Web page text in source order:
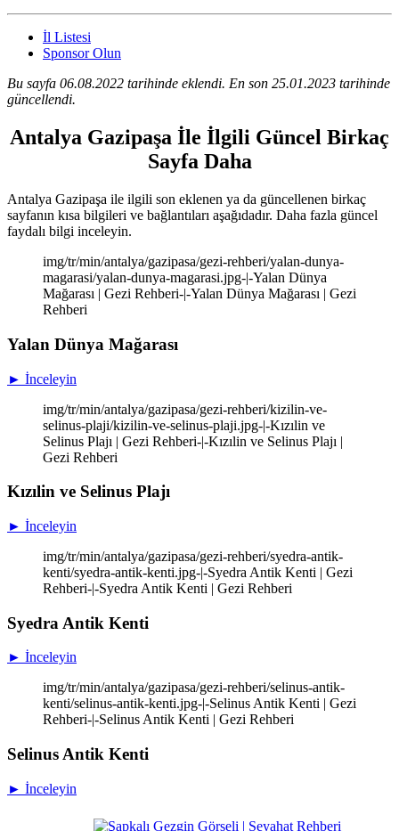
İl Listesi
Sponsor Olun
Bu sayfa 06.08.2022 tarihinde eklendi. En son 25.01.2023 tarihinde
güncellendi.
Antalya Gazipaşa İle İlgili Güncel Birkaç
Sayfa Daha
Antalya Gazipaşa ile ilgili son eklenen ya da güncellenen birkaç
sayfanın kısa bilgileri ve bağlantıları aşağıdadır. Daha fazla güncel
faydalı bilgi inceleyin.
img/tr/min/antalya/gazipasa/gezi-rehberi/yalan-dunya-
magarasi/yalan-dunya-magarasi.jpg-|-Yalan Dünya
Mağarası | Gezi Rehberi-|-Yalan Dünya Mağarası | Gezi
Rehberi
Yalan Dünya Mağarası
► İnceleyin
img/tr/min/antalya/gazipasa/gezi-rehberi/kizilin-ve-
selinus-plaji/kizilin-ve-selinus-plaji.jpg-|-Kızılin ve
Selinus Plajı | Gezi Rehberi-|-Kızılin ve Selinus Plajı |
Gezi Rehberi
Kızılin ve Selinus Plajı
► İnceleyin
img/tr/min/antalya/gazipasa/gezi-rehberi/syedra-antik-
kenti/syedra-antik-kenti.jpg-|-Syedra Antik Kenti | Gezi
Rehberi-|-Syedra Antik Kenti | Gezi Rehberi
Syedra Antik Kenti
► İnceleyin
img/tr/min/antalya/gazipasa/gezi-rehberi/selinus-antik-
kenti/selinus-antik-kenti.jpg-|-Selinus Antik Kenti | Gezi
Rehberi-|-Selinus Antik Kenti | Gezi Rehberi
Selinus Antik Kenti
► İnceleyin